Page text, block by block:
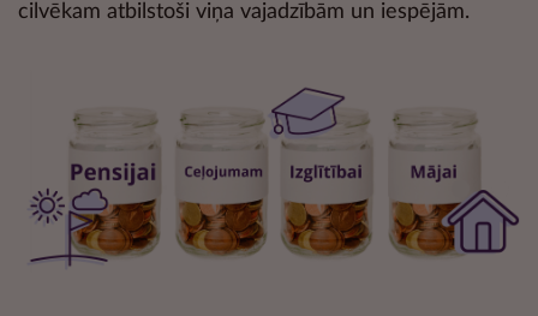
cilvēkam atbilstoši viņa vajadzībām un iespējām.